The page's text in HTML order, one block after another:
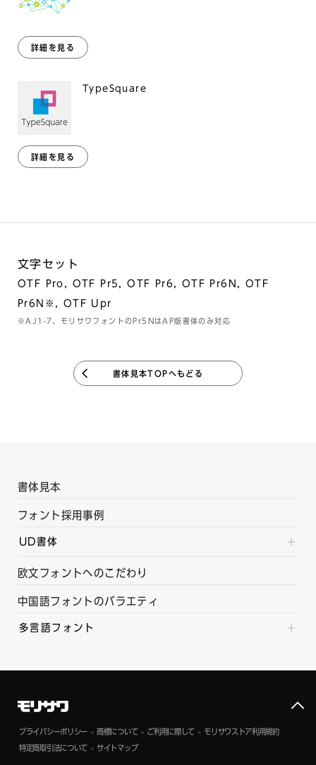
詳細を見る
TypeSquare
詳細を見る
文字セット
OTF Pro, OTF Pr5, OTF Pr6, OTF Pr6N, OTF
Pr6N※, OTF Upr
※AJ1-7、モリサワフォントのPr5NはAP版書体のみ対応
書体見本TOPへもどる
書体見本
フォント採用事例
UD書体
欧文フォントへのこだわり
中国語フォントのバラエティ
多言語フォント
プライバシーポリシー 商標について ご利用に際して モリサワストア利用規約
特定商取引法について サイトマップ